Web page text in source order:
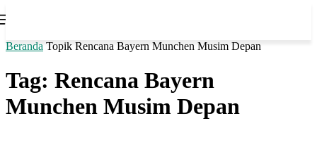
Beranda Topik Rencana Bayern Munchen Musim Depan
Tag: Rencana Bayern
Munchen Musim Depan